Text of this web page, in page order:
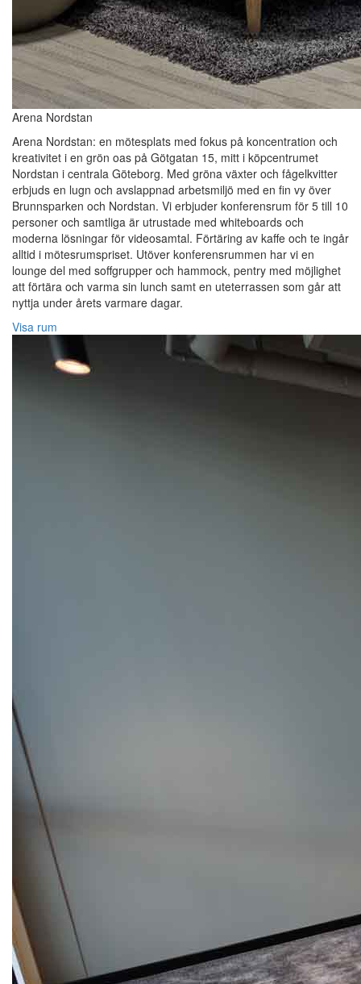
Arena Nordstan
Arena Nordstan: en mötesplats med fokus på koncentration och
kreativitet i en grön oas på Götgatan 15, mitt i köpcentrumet
Nordstan i centrala Göteborg. Med gröna växter och fågelkvitter
erbjuds en lugn och avslappnad arbetsmiljö med en fin vy över
Brunnsparken och Nordstan. Vi erbjuder konferensrum för 5 till 10
personer och samtliga är utrustade med whiteboards och
moderna lösningar för videosamtal. Förtäring av kaffe och te ingår
alltid i mötesrumspriset. Utöver konferensrummen har vi en
lounge del med soffgrupper och hammock, pentry med möjlighet
att förtära och varma sin lunch samt en uteterrassen som går att
nyttja under årets varmare dagar.
Visa rum